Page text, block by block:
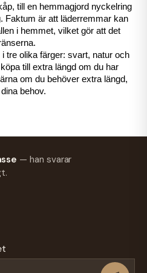
till en hemmagjord nyckelring
Faktum är att läderremmar kan
i hemmet, vilket gör att det
tre olika färger: svart, natur och
till extra längd om du har
om du behöver extra längd,
behov.
— han svarar